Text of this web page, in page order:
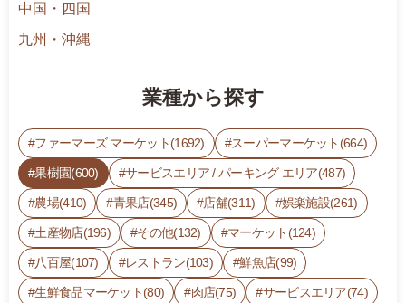
中国・四国
九州・沖縄
業種から探す
ファーマーズ マーケット(1692) スーパーマーケット(664)
果樹園(600) サービスエリア / パーキング エリア(487)
農場(410) 青果店(345) 店舗(311) 娯楽施設(261)
土産物店(196) その他(132) マーケット(124)
八百屋(107) レストラン(103) 鮮魚店(99)
生鮮食品マーケット(80) 肉店(75) サービスエリア(74)